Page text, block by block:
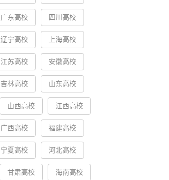
广东高校 四川高校
辽宁高校 上海高校
江苏高校 安徽高校
吉林高校 山东高校
山西高校 江西高校
广西高校 福建高校
宁夏高校 河北高校
甘肃高校 海南高校